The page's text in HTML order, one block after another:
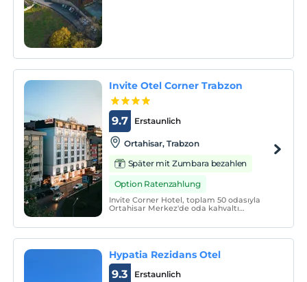
Invite Otel Corner Trabzon
Erstaunlich
9.7
Ortahisar, Trabzon
Später mit Zumbara bezahlen
Option Ratenzahlung
Invite Corner Hotel, toplam 50 odasıyla
Ortahisar Merkez'de oda kahvaltı
Hypatia Rezidans Otel
Erstaunlich
9.3